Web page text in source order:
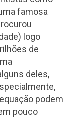
famosa
logo
de
deles,
podem
pouco